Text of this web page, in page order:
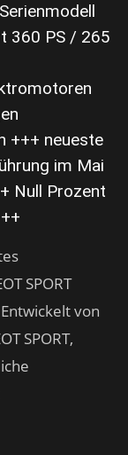
360 PS / 265
+++ neueste
im Mai
Null Prozent
SPORT
von
SPORT,